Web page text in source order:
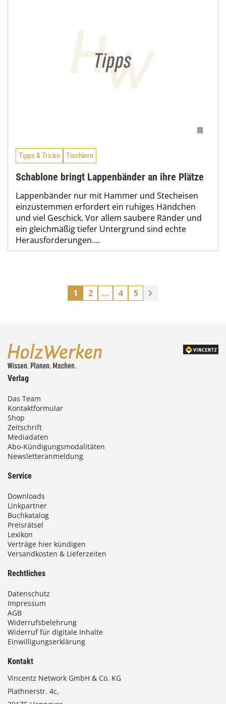
Tipps & Tricks Tischlern
Schablone bringt Lappenbänder an ihre Plätze
Lappenbänder nur mit Hammer und Stecheisen
einzustemmen erfordert ein ruhiges Händchen
und viel Geschick. Vor allem saubere Ränder und
ein gleichmäßig tiefer Untergrund sind echte
Herausforderungen....
1 2 … 4 5
Verlag
Das Team
Kontaktformular
Shop
Zeitschrift
Mediadaten
Abo-Kündigungsmodalitäten
Newsletteranmeldung
Service
Downloads
Linkpartner
Buchkatalog
Preisrätsel
Lexikon
Verträge hier kündigen
Versandkosten & Lieferzeiten
Rechtliches
Datenschutz
Impressum
AGB
Widerrufsbelehrung
Widerruf für digitale Inhalte
Einwilligungserklärung
Kontakt
Vincentz Network GmbH & Co. KG
Plathnerstr. 4c,